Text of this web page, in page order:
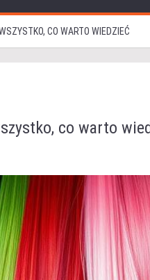
CO WARTO WIEDZIEĆ
co warto